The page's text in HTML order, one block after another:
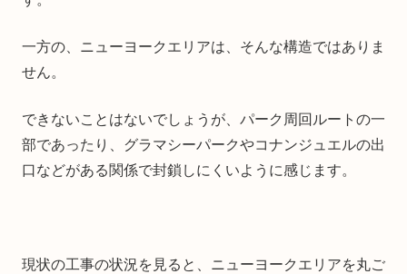
一方の、ニューヨークエリアは、そんな構造ではありま
せん。
できないことはないでしょうが、パーク周回ルートの一
部であったり、グラマシーパークやコナンジュエルの出
口などがある関係で封鎖しにくいように感じます。
現状の工事の状況を見ると、ニューヨークエリアを丸ご